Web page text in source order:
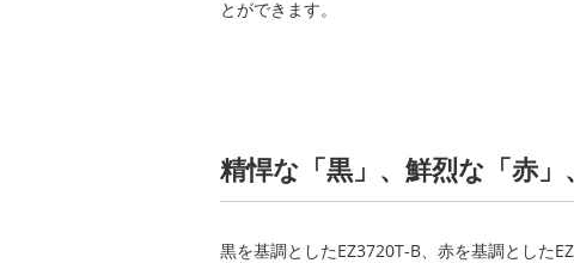
とができます。
精悍な「黒」、鮮烈な「赤」
黒を基調としたEZ3720T-B、赤を基調とした